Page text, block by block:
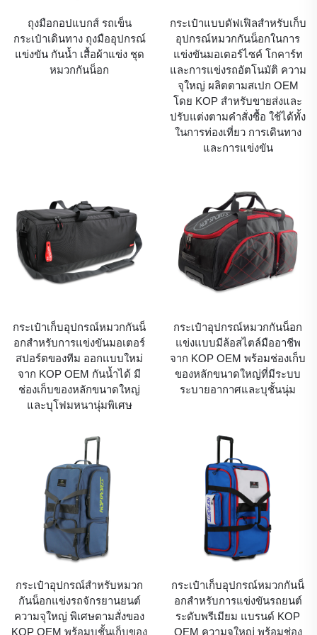
ถุงมือกอปแบกส์ รถเข็น
กระเป๋าเดินทาง ถุงมืออุปกรณ์
แข่งขัน กันน้ำ เสื้อผ้าแข่ง ชุด
หมวกกันน็อก
กระเป๋าแบบดัฟเฟิลสำหรับเก็บ
อุปกรณ์หมวกกันน็อกในการ
แข่งขันมอเตอร์ไซค์ โกคาร์ท
และการแข่งรถอัตโนมัติ ความ
จุใหญ่ ผลิตตามสเปก OEM
โดย KOP สำหรับขายส่งและ
ปรับแต่งตามคำสั่งซื้อ ใช้ได้ทั้ง
ในการท่องเที่ยว การเดินทาง
และการแข่งขัน
กระเป๋าเก็บอุปกรณ์หมวกกันน็
อกสำหรับการแข่งขันมอเตอร์
สปอร์ตของทีม ออกแบบใหม่
จาก KOP OEM กันน้ำได้ มี
ช่องเก็บของหลักขนาดใหญ่
และบุโฟมหนานุ่มพิเศษ
กระเป๋าอุปกรณ์หมวกกันน็อก
แข่งแบบมีล้อสไตล์มืออาชีพ
จาก KOP OEM พร้อมช่องเก็บ
ของหลักขนาดใหญ่ที่มีระบบ
ระบายอากาศและบุชั้นนุ่ม
กระเป๋าอุปกรณ์สำหรับหมวก
กันน็อกแข่งรถจักรยานยนต์
ความจุใหญ่ พิเศษตามสั่งของ
KOP OEM พร้อมบุชั้นเก็บของ
กระเป๋าเก็บอุปกรณ์หมวกกันน็
อกสำหรับการแข่งขันรถยนต์
ระดับพรีเมียม แบรนด์ KOP
OEM ความจุใหญ่ พร้อมช่อง